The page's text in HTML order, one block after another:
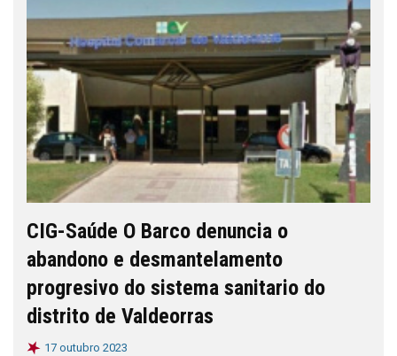
CIG-Saúde O Barco denuncia o
abandono e desmantelamento
progresivo do sistema sanitario do
distrito de Valdeorras
17 outubro 2023